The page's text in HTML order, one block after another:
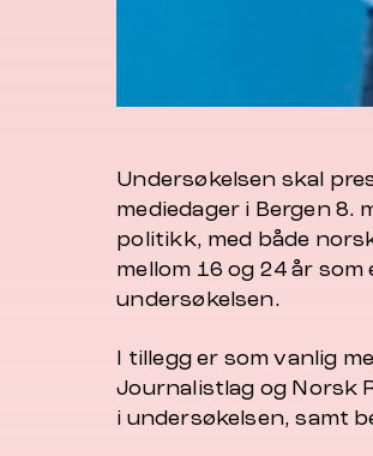
Undersøkelsen skal
mediedager i Bergen 8.
politikk, med både
mellom 16 og 24 år
undersøkelsen.
I tillegg er som vanlig
Journalistlag og Norsk
i undersøkelsen, samt